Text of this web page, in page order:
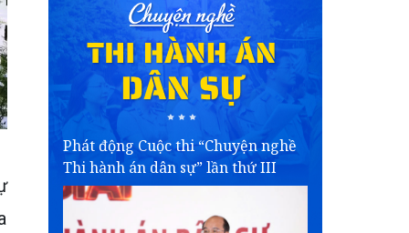
Phát động Cuộc thi “Chuyện nghề
Thi hành án dân sự” lần thứ III